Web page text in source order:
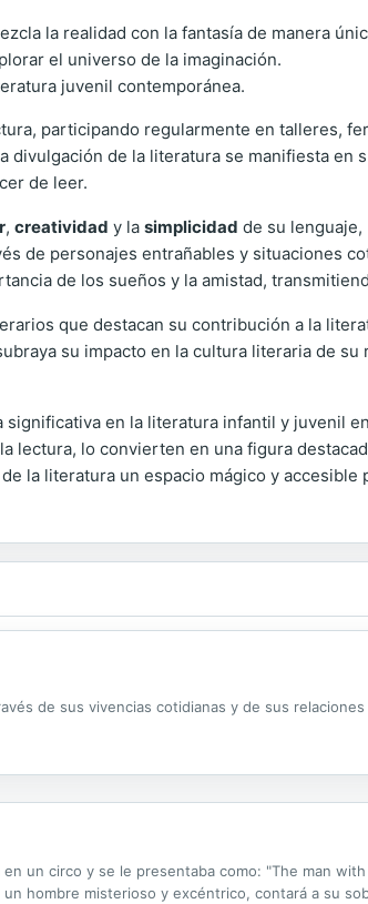
la realidad con la fantasía de manera
el universo de la imaginación.
juvenil contemporánea.
participando regularmente en talleres,
de la literatura se manifiesta
de leer.
, creatividad y la simplicidad de su
de personajes entrañables y situaciones
de los sueños y la amistad,
que destacan su contribución a la
su impacto en la cultura literaria de
en la literatura infantil y juvenil
lo convierten en una figura
la literatura un espacio mágico y accesible
de sus vivencias cotidianas y de sus
un circo y se le presentaba como: "The man
hombre misterioso y excéntrico, contará a su